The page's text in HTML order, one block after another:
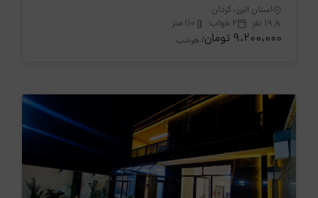
استان البرز، کردان
19 نفر
2 خواب 110 متر
9،200،000 تومان / هرشب